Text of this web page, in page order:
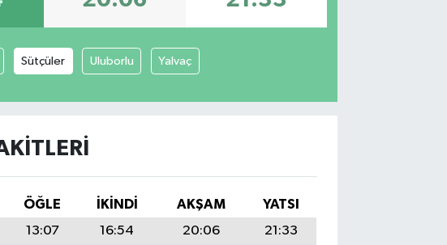
Sütçüler Uluborlu Yalvaç
ÖĞLE İKINDI AKŞAM
YATSI
13:07 16:54 20:06
21:33